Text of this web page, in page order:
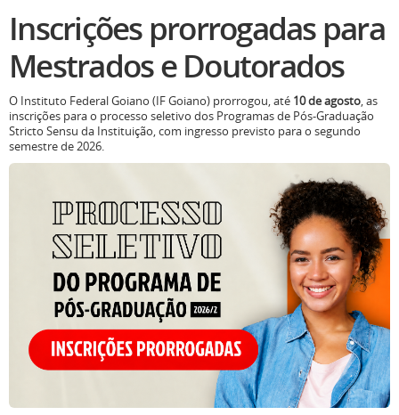
Inscrições prorrogadas para
Mestrados e Doutorados
O Instituto Federal Goiano (IF Goiano) prorrogou, até 10 de agosto, as
inscrições para o processo seletivo dos Programas de Pós-Graduação
Stricto Sensu da Instituição, com ingresso previsto para o segundo
semestre de 2026.